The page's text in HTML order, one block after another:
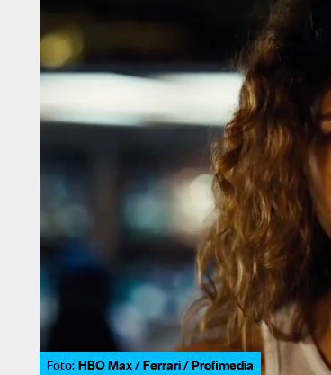
Foto: HBO Max / Ferrari / Profimedia